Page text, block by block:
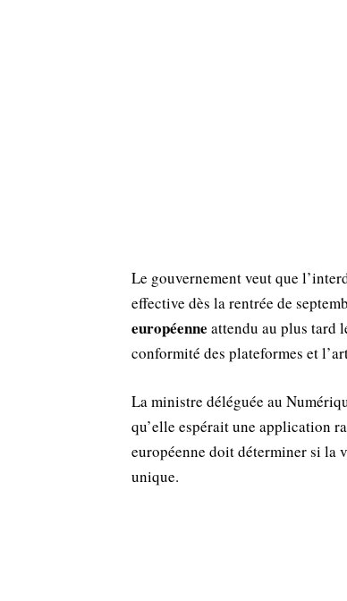
Le gouvernement veut que
effective dès la rentrée de
européenne attendu au plus tard
conformité des plateformes et
La ministre déléguée au
qu’elle espérait une application
européenne doit déterminer si la
unique.